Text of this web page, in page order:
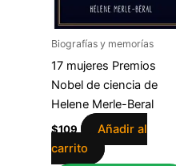
Biografías y memorías
17 mujeres Premios
Nobel de ciencia de
Helene Merle-Beral
$109
Añadir al
carrito